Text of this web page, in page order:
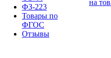
ФЗ-223
Товары по
ФГОС
Отзывы
на